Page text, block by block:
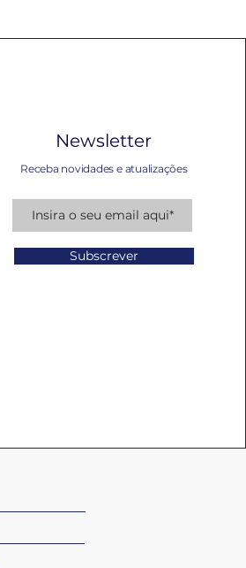
Newsletter
Receba novidades e atualizações
Subscrever